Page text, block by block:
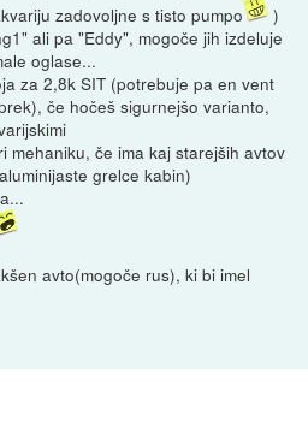
zadovoljne s tisto pumpo
)
ali pa "Eddy", mogoče jih izdeluje
oglase...
za 2,8k SIT (potrebuje pa en vent
če hočeš sigurnejšo varianto,
mehaniku, če ima kaj starejših avtov
grelce kabin)
avto(mogoče rus), ki bi imel